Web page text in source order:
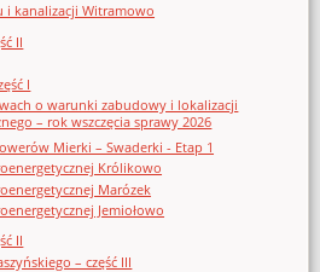
i kanalizacji Witramowo
II
I
o warunki zabudowy i lokalizacji
– rok wszczęcia sprawy 2026
Mierki – Swaderki - Etap 1
Królikowo
Marózek
Jemiołowo
II
– część III